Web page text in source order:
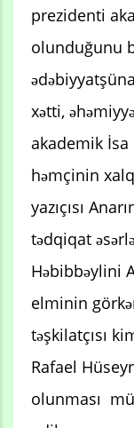
prezidenti
olunduğunu
xətti,
akademik İsa
həmçinin
yazıçısı
tədqiqat
Həbibbəylini
elminin
təşkilatçısı
Rafael
olunması